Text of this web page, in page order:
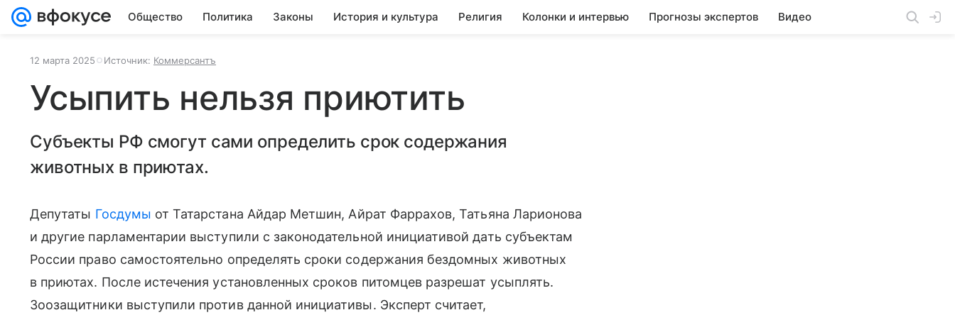
Общество Политика Законы История и культура Религия Колонки и интервью Прогнозы экспертов Видео
12 марта 2025 Источник: Коммерсантъ
Усыпить нельзя приютить
Субъекты РФ смогут сами определить срок содержания
животных в приютах.
Депутаты Госдумы от Татарстана Айдар Метшин, Айрат Фаррахов, Татьяна Ларионова
и другие парламентарии выступили с законодательной инициативой дать субъектам
России право самостоятельно определять сроки содержания бездомных животных
в приютах. После истечения установленных сроков питомцев разрешат усыплять.
Зоозащитники выступили против данной инициативы. Эксперт считает,